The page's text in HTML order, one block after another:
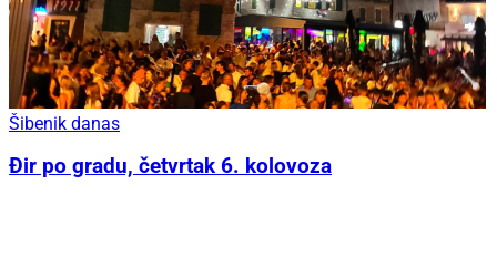
Šibenik danas
Đir po gradu, četvrtak 6. kolovoza